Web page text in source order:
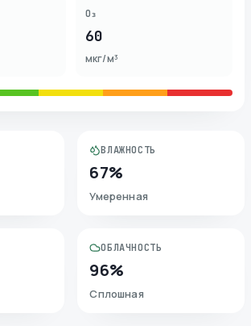
O₃
60
мкг/м³
ВЛАЖНОСТЬ
67%
Умеренная
ОБЛАЧНОСТЬ
96%
Сплошная